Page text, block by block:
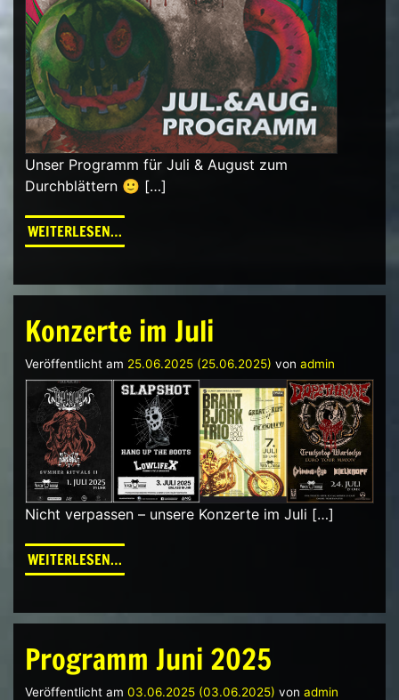
Unser Programm für Juli & August zum
Durchblättern 🙂 […]
WEITERLESEN…FROM PROGRAMM SOMMER 2025
Konzerte im Juli
Veröffentlicht am 25.06.2025(25.06.2025) von admin
Nicht verpassen – unsere Konzerte im Juli […]
WEITERLESEN…FROM KONZERTE IM JULI
Programm Juni 2025
Veröffentlicht am 03.06.2025(03.06.2025) von admin